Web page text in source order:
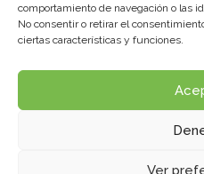
comportamiento de navegación o las
No consentir o retirar el
ciertas características y funciones.
Ver
This course is only
Click